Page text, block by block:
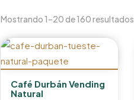
Mostrando 1–20 de 160 resultados
Café Durbán Vending
Natural